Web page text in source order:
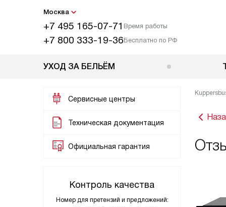
Москва
+7 495 165-07-71 Время работы
+7 800 333-19-36Бесплатно по РФ
УХОД ЗА БЕЛЬЁМ
Сервисные центры
Техническая документация
Официальная гарантия
Контроль качества
Номер для претензий и предложений: